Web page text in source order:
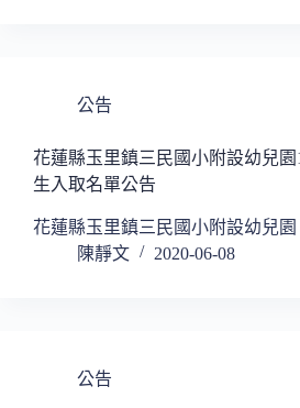
公告
花蓮縣玉里鎮三民國小附設幼兒園
生入取名單公告
花蓮縣玉里鎮三民國小附設幼兒
陳靜文
2020-06-08
公告